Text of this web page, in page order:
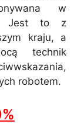
w
Jest to z
kraju, a
technik
robotem.